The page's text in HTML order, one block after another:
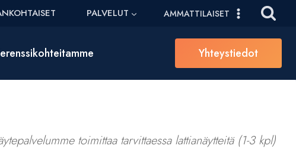
PALVELUT AMMATTILAISET
Yhteystiedot
toimittaa tarvittaessa lattianäytteitä (1-3 kpl)